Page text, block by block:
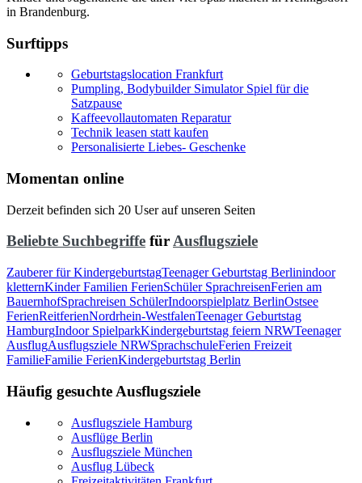
in Brandenburg.
Surftipps
Geburtstagslocation Frankfurt
Pumpling, Bodybuilder Simulator Spiel für die
Satzpause
Kaffeevollautomaten Reparatur
Technik leasen statt kaufen
Personalisierte Liebes- Geschenke
Momentan online
Derzeit befinden sich 20 User auf unseren Seiten
Beliebte Suchbegriffe fürAusflugsziele
Zauberer für KindergeburtstagTeenager Geburtstag Berlinindoor
kletternKinder Familien FerienSchüler SprachreisenFerien am
BauernhofSprachreisen SchülerIndoorspielplatz BerlinOstsee
FerienReitferienNordrhein-WestfalenTeenager Geburtstag
HamburgIndoor SpielparkKindergeburtstag feiern NRWTeenager
AusflugAusflugsziele NRWSprachschuleFerien Freizeit
FamilieFamilie FerienKindergeburtstag Berlin
Häufig gesuchte Ausflugsziele
Ausflugsziele Hamburg
Ausflüge Berlin
Ausflugsziele München
Ausflug Lübeck